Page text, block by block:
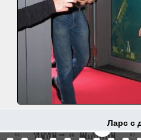
Ларс с